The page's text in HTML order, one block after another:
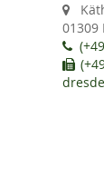
01309